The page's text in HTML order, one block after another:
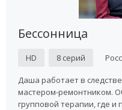
Бессонница
HD 8 серий
Даша работает в
мастером-ремонтником.
групповой терапии, где и